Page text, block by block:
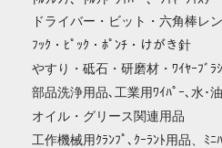
ドライバー・ビット・六角棒レ
ﾌｯｸ・ﾋﾟｯｸ・ﾎﾟﾝﾁ・けがき針
やすり・砥石・研磨材・ﾜｲﾔｰﾌﾞﾗｼ
部品洗浄用品､工業用ﾜｲﾊﾟｰ､水･
オイル・グリース関連用品
工作機械用ｸﾗﾝﾌﾟ､ｸｰﾗﾝﾄ用品、ﾐﾆ